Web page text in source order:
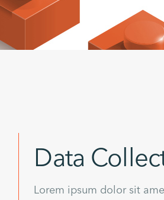
Data
Lorem ipsum dolor sit